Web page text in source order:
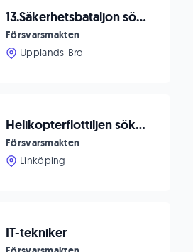
13.Säkerhetsbataljon söker ledningssystemofficer
Försvarsmakten
Upplands-Bro
Helikopterflottiljen söker en IT-säkerhetschef
Försvarsmakten
Linköping
IT-tekniker